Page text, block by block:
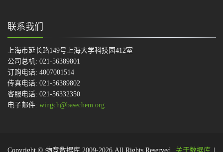
联系我们
上海市延长路149号上海大学科技园412室
公司总机: 021-56389801
订购电话: 4007001514
传真电话: 021-56389802
客服电话: 021-56332350
电子邮件: wingch@basechem.org
Copyright © 物竞数据库 2009-2026.All Rights Reserved. 关于数据库